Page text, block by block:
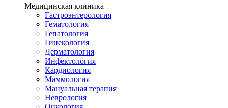
Медицинская клиника
Гастроэнтерология
Гематология
Гепатология
Гинекология
Дерматология
Инфектология
Кардиология
Маммология
Мануальная терапия
Неврология